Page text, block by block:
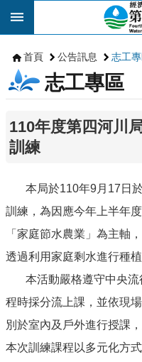
跳到主要內容區塊
首頁 公告訊息 志工
志工專區
110年度第四河川
訓練
本局於110年9月17日於
訓練，為因應今年上半年
「家庭節水農業」為主軸
透過利用家庭剩水進行種
本活動嚴格遵守中央流
程時採分流上課，並依現
別於室內及戶外進行授課
本次訓練課程以多元化方